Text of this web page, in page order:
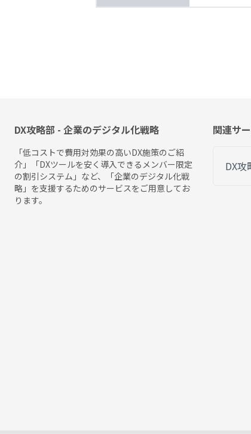
DX攻略部 - 企業のデジタル化戦略
「低コストで費用対効果の高いDX施策のご紹
介」「DXツールを安く導入できるメンバー限定
の割引システム」など、「企業のデジタル化戦
略」を支援するためのサービスをご用意してお
ります。
関連サ
DX攻